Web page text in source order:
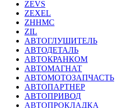
ZEVS
ZEXEL
ZHHMC
ZIL
АВТОГЛУШИТЕЛЬ
АВТОДЕТАЛЬ
АВТОКРАНКОМ
АВТОМАГНАТ
АВТОМОТОЗАПЧАСТЬ
АВТОПАРТНЕР
АВТОПРИВОД
АВТОПРОКЛАДКА